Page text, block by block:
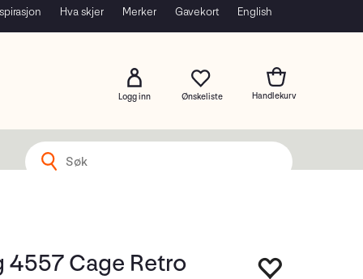
Hva skjer Merker Gavekort English
Logg inn
4557 Cage Retro